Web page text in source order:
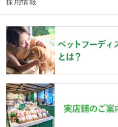
採用情報